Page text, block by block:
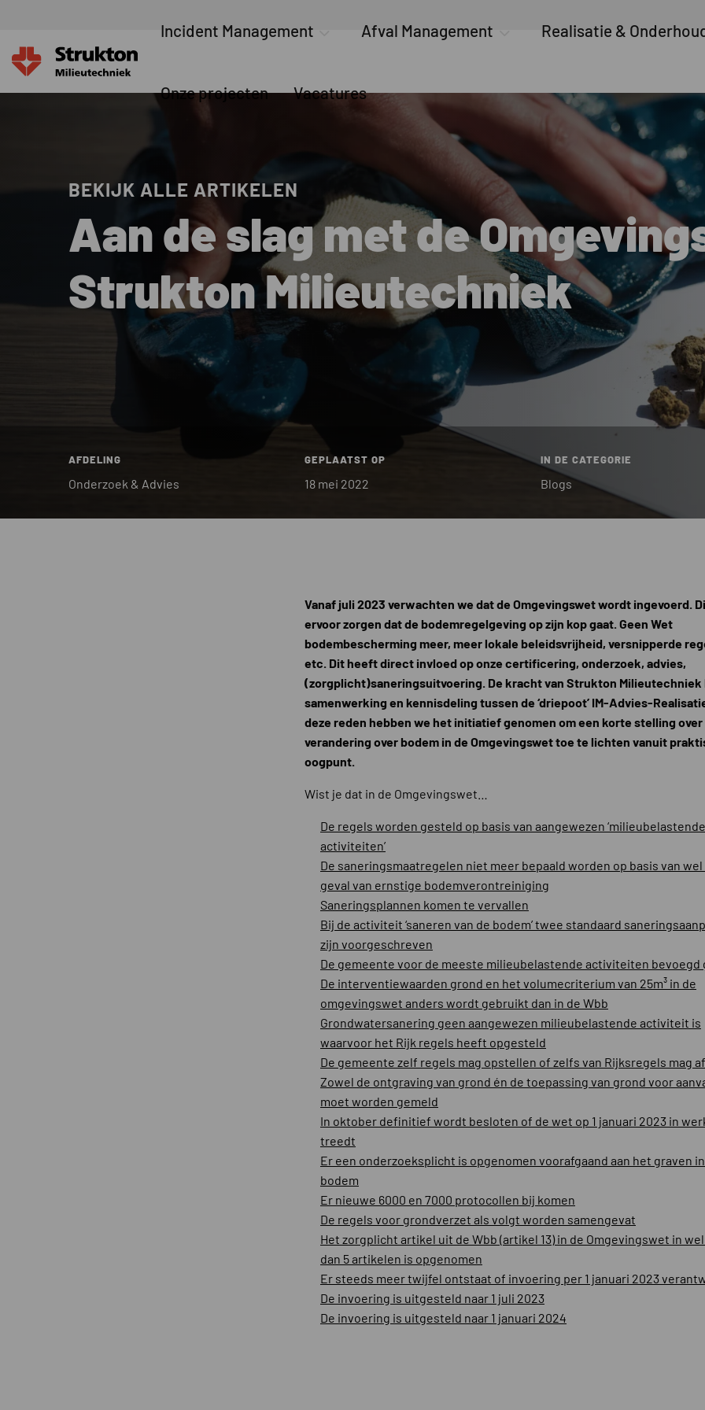
Incident Management Afval Management Realisatie &
Onze projecten Vacatures
BEKIJK ALLE ARTIKELEN
Aan de slag met de
Strukton Milieutechniek
AFDELING
Onderzoek & Advies
GEPLAATST OP
18 mei 2022
IN DE CATEGORIE
Blogs
Vanaf juli 2023 verwachten we dat de Omgevingswet wordt ingevoerd.
ervoor zorgen dat de bodemregelgeving op zijn kop gaat. Geen Wet
bodembescherming meer, meer lokale beleidsvrijheid, versnipperde
etc. Dit heeft direct invloed op onze certificering, onderzoek, advies,
(zorgplicht)saneringsuitvoering. De kracht van Strukton Milieutechniek
samenwerking en kennisdeling tussen de ‘driepoot’ IM-Advies-
deze reden hebben we het initiatief genomen om een korte stelling over
verandering over bodem in de Omgevingswet toe te lichten vanuit
oogpunt.
Wist je dat in de Omgevingswet…
De regels worden gesteld op basis van aangewezen ‘milieubelastende
activiteiten’
De saneringsmaatregelen niet meer bepaald worden op basis van
geval van ernstige bodemverontreiniging
Saneringsplannen komen te vervallen
Bij de activiteit ‘saneren van de bodem’ twee standaard
zijn voorgeschreven
De gemeente voor de meeste milieubelastende activiteiten bevoegd
De interventiewaarden grond en het volumecriterium van 25m³ in de
omgevingswet anders wordt gebruikt dan in de Wbb
Grondwatersanering geen aangewezen milieubelastende activiteit is
waarvoor het Rijk regels heeft opgesteld
De gemeente zelf regels mag opstellen of zelfs van Rijksregels mag
Zowel de ontgraving van grond én de toepassing van grond voor
moet worden gemeld
In oktober definitief wordt besloten of de wet op 1 januari 2023 in
treedt
Er een onderzoeksplicht is opgenomen voorafgaand aan het graven
bodem
Er nieuwe 6000 en 7000 protocollen bij komen
De regels voor grondverzet als volgt worden samengevat
Het zorgplicht artikel uit de Wbb (artikel 13) in de Omgevingswet in
dan 5 artikelen is opgenomen
Er steeds meer twijfel ontstaat of invoering per 1 januari 2023
De invoering is uitgesteld naar 1 juli 2023
De invoering is uitgesteld naar 1 januari 2024